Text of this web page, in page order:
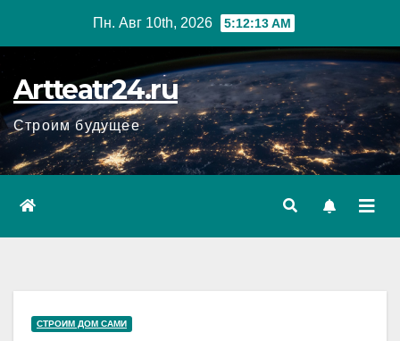
Пн. Авг 10th, 2026 5:12:14 AM
Artteatr24.ru
Строим будущее
СТРОИМ ДОМ САМИ